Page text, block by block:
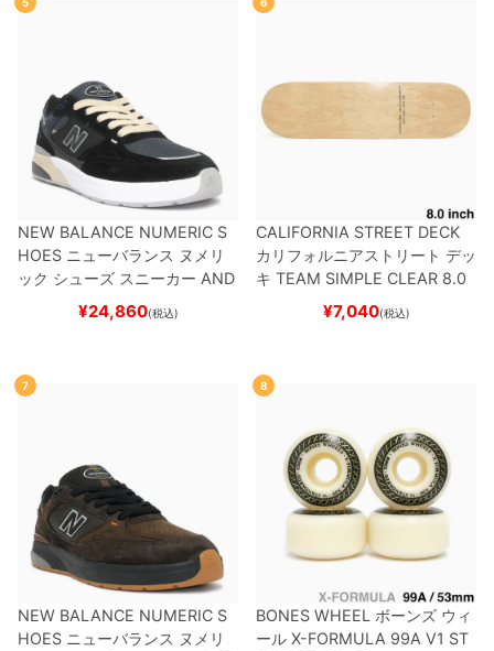
NEW BALANCE NUMERIC S
HOES ニューバランス ヌメリ
ック シューズ スニーカー AND
REW REYNOLDS 933
BLACK/NAVYスケートボ
¥24,860(税込)
CALIFORNIA STREET DECK
カリフォルニアストリート デッ
キ TEAM SIMPLE CLEAR 8.0
ブランク（DSM）
ード スケボー
¥7,040(税込)
7
NEW BALANCE NUMERIC S
HOES ニューバランス ヌメリ
8
BONES WHEEL ボーンズ ウィ
ール X-FORMULA 99A V1 ST